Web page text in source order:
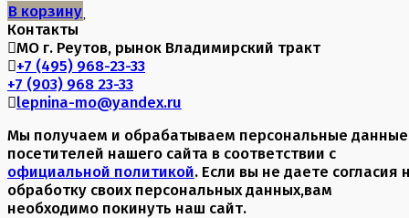
В корзину
Контакты
МО г. Реутов, рынок Владимирский тракт
+7 (495) 968-23-33
+7 (903) 968 23-33
lepnina-mo@yandex.ru
Мы получаем и обрабатываем персональные данные
посетителей нашего сайта в соответствии с
официальной политикой. Если вы не даете согласия
обработку своих персональных данных,вам
необходимо покинуть наш сайт.